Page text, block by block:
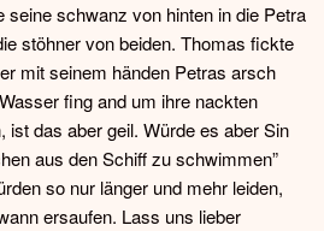
schwanz von hinten in die Petra
stöhner von beiden. Thomas fickte
mit seinem händen Petras arsch
fing and um ihre nackten
ist das aber geil. Würde es aber Sin
aus den Schiff zu schwimmen”
so nur länger und mehr leiden,
ersaufen. Lass uns lieber